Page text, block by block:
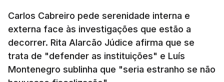
No fim de semana, António José Seguro
afirmou que tem transmitido a necessidade
de se melhorar "a prevenção e a capacidade
de resposta” no combate aos incêndios e
lembrou que o relatório da Comissão Técnica
Carlos Cabreiro pede serenidade interna e
externa face às investigações que estão a
decorrer. Rita Alarcão Júdice afirma que se
trata de "defender as instituições" e Luís
Montenegro sublinha que "seria estranho se não